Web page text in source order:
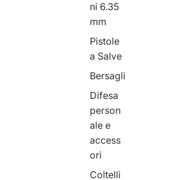
ni 6.35
mm
Pistole
a Salve
Bersagli
Difesa
person
ale e
access
ori
Coltelli